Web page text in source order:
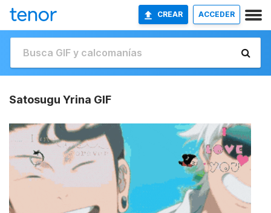
CREAR ACCEDER
Satosugu Yrina GIF